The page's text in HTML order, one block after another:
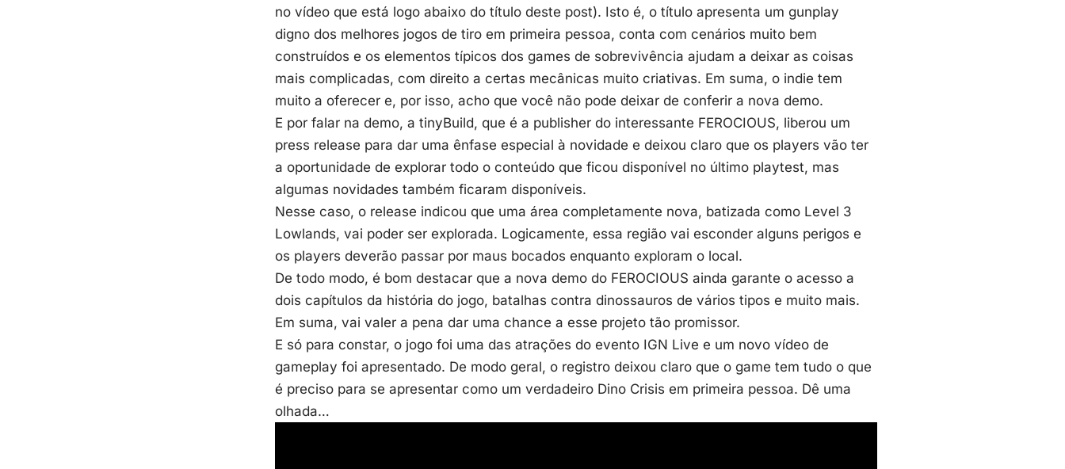
no vídeo que está logo abaixo do título deste post). Isto é, o título apresenta um gunplay
digno dos melhores jogos de tiro em primeira pessoa, conta com cenários muito bem
construídos e os elementos típicos dos games de sobrevivência ajudam a deixar as coisas
mais complicadas, com direito a certas mecânicas muito criativas. Em suma, o indie tem
muito a oferecer e, por isso, acho que você não pode deixar de conferir a nova demo.
E por falar na demo, a tinyBuild, que é a publisher do interessante FEROCIOUS, liberou um
press release para dar uma ênfase especial à novidade e deixou claro que os players vão ter
a oportunidade de explorar todo o conteúdo que ficou disponível no último playtest, mas
algumas novidades também ficaram disponíveis.
Nesse caso, o release indicou que uma área completamente nova, batizada como Level 3
Lowlands, vai poder ser explorada. Logicamente, essa região vai esconder alguns perigos e
os players deverão passar por maus bocados enquanto exploram o local.
De todo modo, é bom destacar que a nova demo do FEROCIOUS ainda garante o acesso a
dois capítulos da história do jogo, batalhas contra dinossauros de vários tipos e muito mais.
Em suma, vai valer a pena dar uma chance a esse projeto tão promissor.
E só para constar, o jogo foi uma das atrações do evento IGN Live e um novo vídeo de
gameplay foi apresentado. De modo geral, o registro deixou claro que o game tem tudo o que
é preciso para se apresentar como um verdadeiro Dino Crisis em primeira pessoa. Dê uma
olhada…